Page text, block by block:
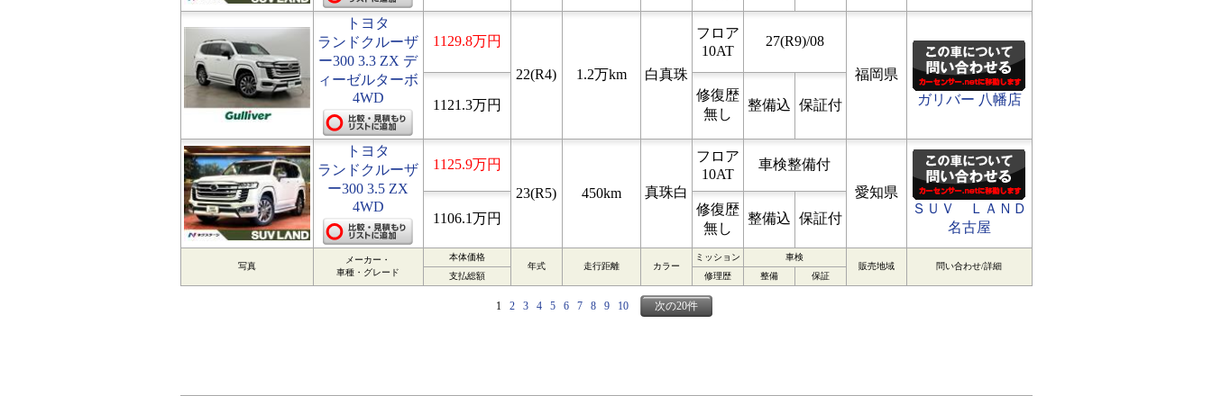
トヨタ
ランドクルーザ
ー300 3.3 ZX デ
ィーゼルターボ
4WD
1129.8万円
22(R4) 1.2万km 白真珠
フロア
10AT
27(R9)/08
福岡県
ガリバー 八幡店
1121.3万円
修復歴
無し
整備込 保証付
トヨタ
ランドクルーザ
ー300 3.5 ZX
4WD
1125.9万円
23(R5)
450km 真珠白
フロア
10AT
車検整備付
愛知県
ＳＵＶ ＬＡＮＤ
名古屋
1106.1万円
修復歴
無し
整備込 保証付
写真
メーカー・
車種・グレード
本体価格
年式
走行距離 カラー
ミッション
車検
販売地域
問い合わせ/詳細
支払総額
修理歴 整備 保証
1 2 3 4 5 6 7 8 9 10 次の20件